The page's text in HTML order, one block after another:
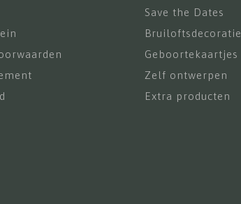
Save the Dates
Bruiloftsdecoratie
Geboortekaartjes
Zelf ontwerpen
Extra producten